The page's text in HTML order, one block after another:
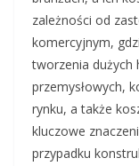
zależności od
komercyjnym,
tworzenia dużych
przemysłowych,
rynku, a także
kluczowe
przypadku